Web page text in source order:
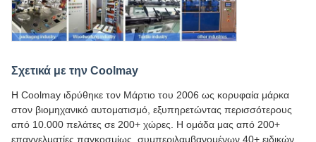
Σχετικά με την Coolmay
Η Coolmay ιδρύθηκε τον Μάρτιο του 2006 ως κορυφαία μάρκα
στον βιομηχανικό αυτοματισμό, εξυπηρετώντας περισσότερους
από 10.000 πελάτες σε 200+ χώρες. Η ομάδα μας από 200+
επαγγελματίες παγκοσμίως, συμπεριλαμβανομένων 40+ ειδικών